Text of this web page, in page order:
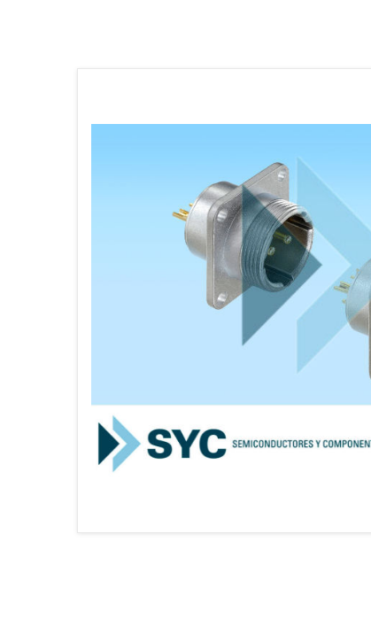
ventas@sycelectronica.com.ar